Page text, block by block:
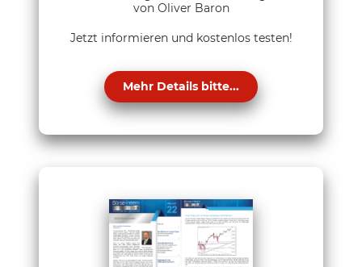
von Oliver Baron
Jetzt informieren und kostenlos testen!
Mehr Details bitte...